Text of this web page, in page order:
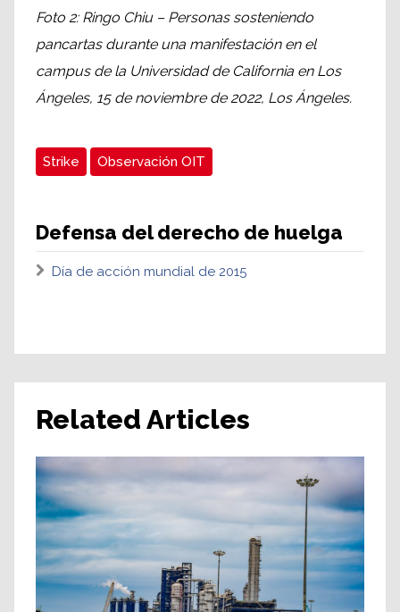
Foto 2: Ringo Chiu – Personas sosteniendo
pancartas durante una manifestación en el
campus de la Universidad de California en Los
Ángeles, 15 de noviembre de 2022, Los Ángeles.
Strike Observación OIT
Defensa del derecho de huelga
Día de acción mundial de 2015
Related Articles